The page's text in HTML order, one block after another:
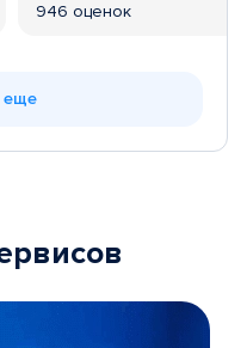
946 оценок
еще